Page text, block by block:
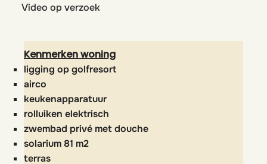
Video op verzoek
Kenmerken woning
ligging op golfresort
airco
keukenapparatuur
rolluiken elektrisch
zwembad privé met douche
solarium 81 m2
terras